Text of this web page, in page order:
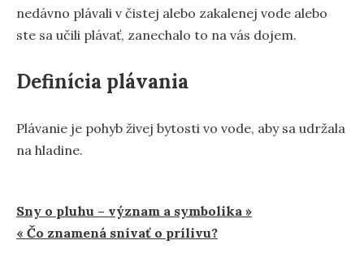
nedávno plávali v čistej alebo zakalenej vode alebo
ste sa učili plávať, zanechalo to na vás dojem.
Definícia plávania
Plávanie je pohyb živej bytosti vo vode, aby sa udržala
na hladine.
Navigácia
v
Sny o pluhu – význam a symbolika »
« Čo znamená snívať o prílivu?